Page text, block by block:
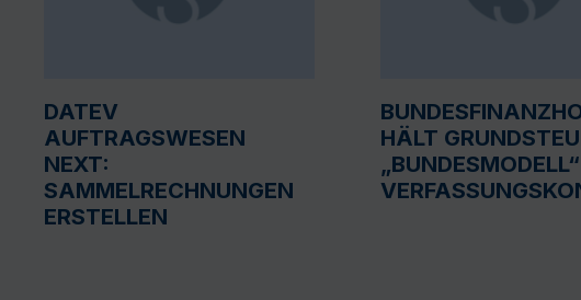
DATEV
AUFTRAGSWESEN
NEXT:
SAMMELRECHNUNGEN
ERSTELLEN
HÄLT